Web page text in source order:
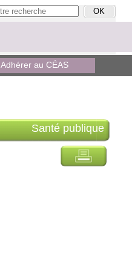
Adhérer au CÉAS
Santé publique